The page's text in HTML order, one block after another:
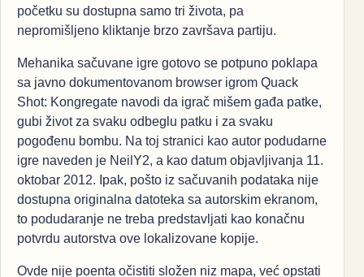
početku su dostupna samo tri života, pa
nepromišljeno kliktanje brzo završava partiju.
Mehanika sačuvane igre gotovo se potpuno poklapa
sa javno dokumentovanom browser igrom Quack
Shot: Kongregate navodi da igrač mišem gađa patke,
gubi život za svaku odbeglu patku i za svaku
pogođenu bombu. Na toj stranici kao autor podudarne
igre naveden je NeilY2, a kao datum objavljivanja 11.
oktobar 2012. Ipak, pošto iz sačuvanih podataka nije
dostupna originalna datoteka sa autorskim ekranom,
to podudaranje ne treba predstavljati kao konačnu
potvrdu autorstva ove lokalizovane kopije.
Ovde nije poenta očistiti složen niz mapa, već opstati